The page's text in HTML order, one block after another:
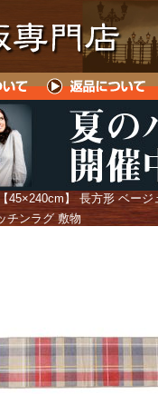
45×240cm】 長方形 ベー
チンラグ 敷物